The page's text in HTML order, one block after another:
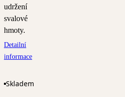
udržení
svalové
hmoty.
Detailní
informace
Skladem